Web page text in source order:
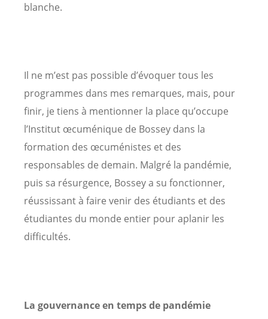
blanche.
Il ne m’est pas possible d’évoquer tous les
programmes dans mes remarques, mais, pour
finir, je tiens à mentionner la place qu’occupe
l’Institut œcuménique de Bossey dans la
formation des œcuménistes et des
responsables de demain. Malgré la pandémie,
puis sa résurgence, Bossey a su fonctionner,
réussissant à faire venir des étudiants et des
étudiantes du monde entier pour aplanir les
difficultés.
La gouvernance en temps de pandémie